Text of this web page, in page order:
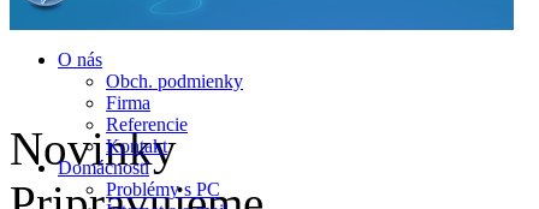
O nás
Obch. podmienky
Firma
Referencie
Kontakt
Domácnosti
Problémy s PC
Novinky